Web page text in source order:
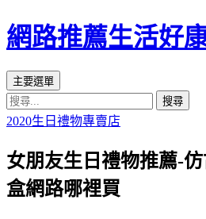
網路推薦生活好
搜
尋
主要選單
主
內
區
搜
尋
鍵
字:
2020生日禮物專賣店
女朋友生日禮物推薦-
盒網路哪裡買